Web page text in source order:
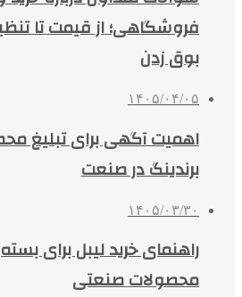
فروشگاهی؛ از قیمت تا
بوق زدن
۱۴۰۵/۰۴/۰۵
اهمیت آگهی برای تبلیغ
برندینگ در صنعت
۱۴۰۵/۰۳/۳۰
راهنمای خرید لیبل برای
محصولات صنعتی